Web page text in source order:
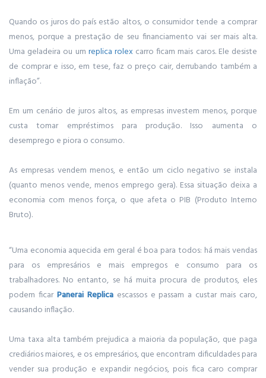
Quando os juros do país estão altos, o consumidor tende a comprar
menos, porque a prestação de seu financiamento vai ser mais alta.
Uma geladeira ou um replica rolex carro ficam mais caros. Ele desiste
de comprar e isso, em tese, faz o preço cair, derrubando também a
inflação”.
Em um cenário de juros altos, as empresas investem menos, porque
custa tomar empréstimos para produção. Isso aumenta o
desemprego e piora o consumo.
As empresas vendem menos, e então um ciclo negativo se instala
(quanto menos vende, menos emprego gera). Essa situação deixa a
economia com menos força, o que afeta o PIB (Produto Interno
Bruto).
“Uma economia aquecida em geral é boa para todos: há mais vendas
para os empresários e mais empregos e consumo para os
trabalhadores. No entanto, se há muita procura de produtos, eles
podem ficar Panerai Replicaescassos e passam a custar mais caro,
causando inflação.
Uma taxa alta também prejudica a maioria da população, que paga
crediários maiores, e os empresários, que encontram dificuldades para
vender sua produção e expandir negócios, pois fica caro comprar